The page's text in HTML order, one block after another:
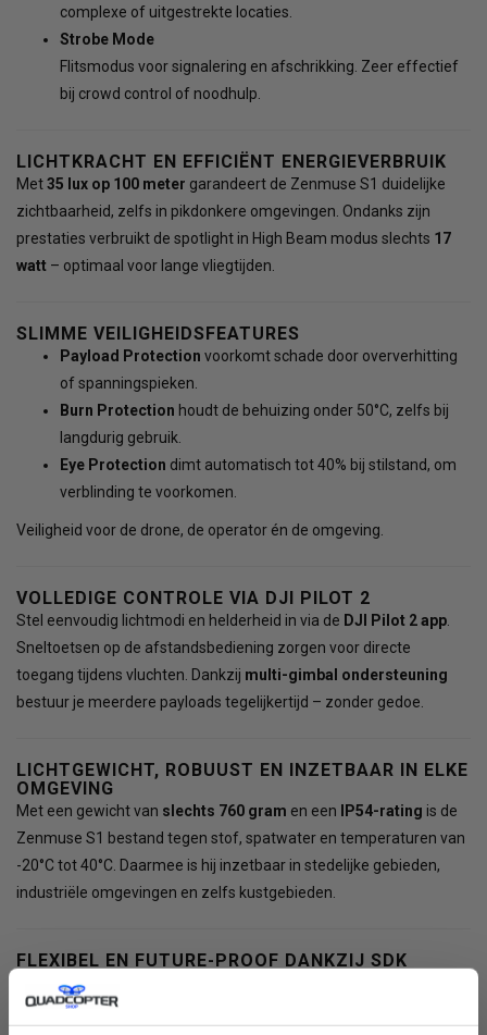
complexe of uitgestrekte locaties.
Strobe Mode
Flitsmodus voor signalering en afschrikking. Zeer effectief
bij crowd control of noodhulp.
LICHTKRACHT EN EFFICIËNT ENERGIEVERBRUIK
Met35 lux op 100 meter garandeert de Zenmuse S1 duidelijke
zichtbaarheid, zelfs in pikdonkere omgevingen. Ondanks zijn
prestaties verbruikt de spotlight in High Beam modus slechts 17
watt – optimaal voor lange vliegtijden.
SLIMME VEILIGHEIDSFEATURES
Payload Protection voorkomt schade door oververhitting
of spanningspieken.
Burn Protection houdt de behuizing onder 50°C, zelfs bij
langdurig gebruik.
Eye Protection dimt automatisch tot 40% bij stilstand, om
verblinding te voorkomen.
Veiligheid voor de drone, de operator én de omgeving.
VOLLEDIGE CONTROLE VIA DJI PILOT 2
Stel eenvoudig lichtmodi en helderheid in via de DJI Pilot 2 app.
Sneltoetsen op de afstandsbediening zorgen voor directe
toegang tijdens vluchten. Dankzij multi-gimbal ondersteuning
bestuur je meerdere payloads tegelijkertijd – zonder gedoe.
LICHTGEWICHT, ROBUUST EN INZETBAAR IN ELKE
OMGEVING
Met een gewicht van slechts 760 gram en een IP54-rating is de
Zenmuse S1 bestand tegen stof, spatwater en temperaturen van
-20°C tot 40°C. Daarmee is hij inzetbaar in stedelijke gebieden,
industriële omgevingen en zelfs kustgebieden.
FLEXIBEL EN FUTURE-PROOF DANKZIJ SDK
DJI’s Mobile SDK
apps. Automatiseer inspectieroutines, pas verlichtingsscenario’s